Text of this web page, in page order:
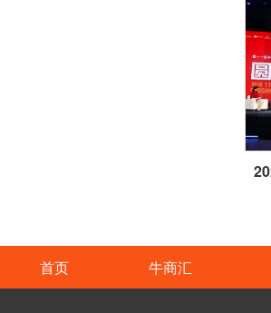
首页 牛商汇